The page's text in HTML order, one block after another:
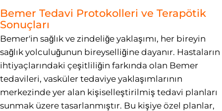
Bemer Tedavi Protokolleri ve Terapötik
Sonuçları
Bemer'in sağlık ve zindeliğe yaklaşımı, her bireyin
sağlık yolculuğunun bireyselliğine dayanır. Hastaların
ihtiyaçlarındaki çeşitliliğin farkında olan Bemer
tedavileri, vasküler tedaviye yaklaşımlarının
merkezinde yer alan kişiselleştirilmiş tedavi planları
sunmak üzere tasarlanmıştır. Bu kişiye özel planlar,